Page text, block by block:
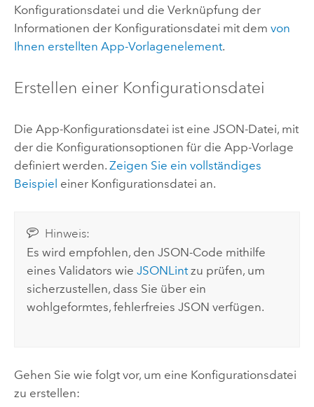
Konfigurationsdatei und die Verknüpfung der
Informationen der Konfigurationsdatei mit dem von
Ihnen erstellten App-Vorlagenelement.
Erstellen einer Konfigurationsdatei
Die App-Konfigurationsdatei ist eine JSON-Datei, mit
der die Konfigurationsoptionen für die App-Vorlage
definiert werden. Zeigen Sie ein vollständiges
Beispiel einer Konfigurationsdatei an.
Hinweis:
Es wird empfohlen, den JSON-Code mithilfe
eines Validators wieJSONLintzu prüfen, um
sicherzustellen, dass Sie über ein
wohlgeformtes, fehlerfreies JSON verfügen.
Gehen Sie wie folgt vor, um eine Konfigurationsdatei
zu erstellen: